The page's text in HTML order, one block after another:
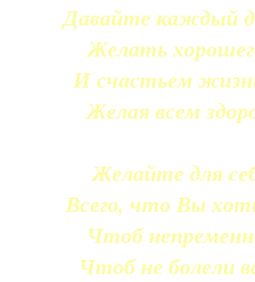
Давайте каждый
Желать
И счастьем
Желая всем
Желайте для
Всего, что Вы
Чтоб
Чтоб не болели